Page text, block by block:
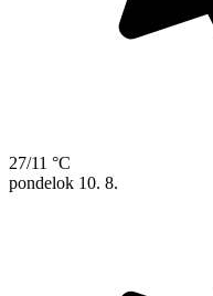
27/11 °C
pondelok 10. 8.